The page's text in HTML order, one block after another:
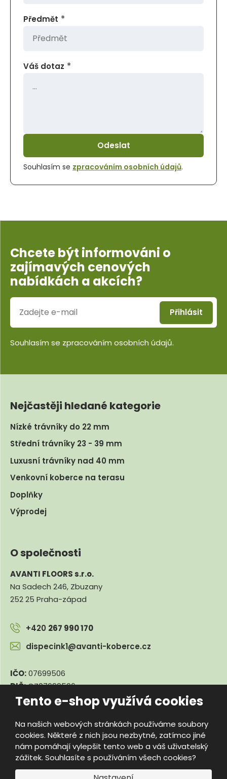
Tento e-shop využívá cookies
Na našich webových stránkách používáme soubory
cookies. Některé z nich jsou nezbytné, zatímco jiné
nám pomáhají vylepšit tento web a váš uživatelský
zážitek. Souhlasíte s používáním všech cookies?
Předmět *
Váš dotaz *
Odeslat
Souhlasím se zpracováním osobních údajů.
Chcete být informováni o
zajímavých cenových
nabídkách a akcích?
Přihlásit
Souhlasím se zpracováním osobních údajů.
Nejčastěji hledané kategorie
Nízké trávníky do 22 mm
Střední trávníky 23 - 39 mm
Luxusní trávníky nad 40 mm
Venkovní koberce na terasu
Doplňky
Výprodej
O společnosti
AVANTI FLOORS s.r.o.
Na Sadech 246, Zbuzany
252 25 Praha-západ
+420 267 990 170
dispecink1@avanti-koberce.cz
IČO:07699506
DIČ:CZ07699506
© 2026, e-travnik.cz
Úvodní stranaObchodní podmínkyPoradnaKontakty
Mapa stránek
Vyrobila
e